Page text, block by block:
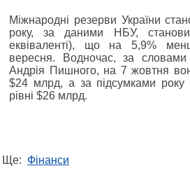
Міжнародні резерви України
року, за даними НБУ,
еквіваленті), що на 5,9%
вересня. Водночас, за
Андрія Пишного, на 7 жовтня
$24 млрд, а за підсумками року
рівні $26 млрд.
Ще: Фінанси